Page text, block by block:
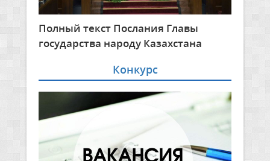
Полный текст Послания Главы
государства народу Казахстана
Конкурс